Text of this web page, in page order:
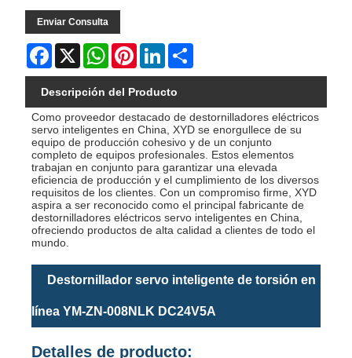
Enviar Consulta
Facebook
X WhatsAppPinterestLinkedIn
Descripción del Producto
Como proveedor destacado de destornilladores eléctricos
servo inteligentes en China, XYD se enorgullece de su
equipo de producción cohesivo y de un conjunto
completo de equipos profesionales. Estos elementos
trabajan en conjunto para garantizar una elevada
eficiencia de producción y el cumplimiento de los diversos
requisitos de los clientes. Con un compromiso firme, XYD
aspira a ser reconocido como el principal fabricante de
destornilladores eléctricos servo inteligentes en China,
ofreciendo productos de alta calidad a clientes de todo el
mundo.
Destornillador servo inteligente de torsión en
línea YM-ZN-008NLK DC24V5A
Detalles de producto: